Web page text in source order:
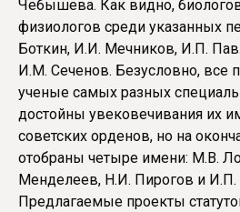
Чебышева. Как видно,
физиологов среди указанных
Боткин, И.И. Мечников, И.П.
И.М. Сеченов. Безусловно, все
ученые самых разных
достойны увековечивания их
советских орденов, но на
отобраны четыре имени: М.В.
Менделеев, Н.И. Пирогов и И.П.
Предлагаемые проекты